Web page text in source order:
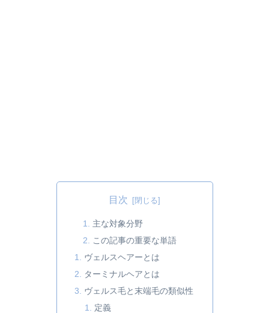
目次
主な対象分野
この記事の重要な単語
ヴェルスヘアーとは
ターミナルヘアとは
ヴェルス毛と末端毛の類似性
定義